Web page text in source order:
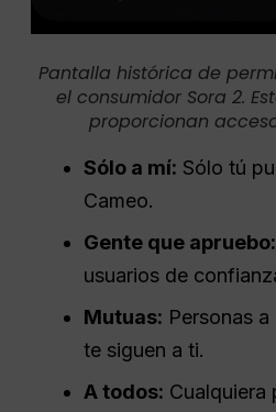
Pantalla histórica de
el consumidor Sora 2.
proporcionan
Sólo a mí: Sólo tú
Cameo.
Gente que apruebo:
usuarios de
Mutuas: Personas
te siguen a ti.
A todos: Cualquiera